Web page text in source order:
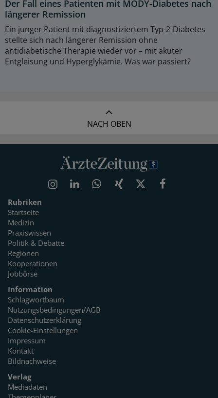
Der Fall eines Patienten mit MODY-Diabetes nach
längerer Remission
Ein junger Patient mit diagnostiziertem Typ-2-Diabetes
stellte sich nach längerer Remission ohne
antidiabetische Therapie wieder vor – mit akuter
Entgleisung und Hyperglykämie. Was war passiert?
NACH OBEN
Rubriken
Startseite
Medizin
Praxiswissen
Politik & Debatte
Regionen
Kooperationen
Jobbörse
Information
Schlagwortbaum
Nutzungsbedingungen/AGB
Datenschutzerklärung
Cookie-Einstellungen
Impressum
Kontakt
Bildnachweise
Verlag
Mediadaten